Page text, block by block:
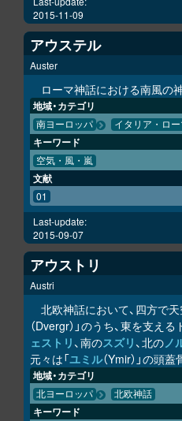
2015-11-09
アウステル
Auster
ローマ神話における南風の
地域・カテゴリ
南ヨーロッパ イタリア・ロ
キーワード
空気・風・嵐
文献
01
Last-update:
2015-09-07
アウストリ
Austri
北欧神話において、四方で
（Dvergr）」のうち、東を支え
ェストリ 、南のスズリ 、北のノ
元々は「ユミル（Ymir）」の頭蓋
地域・カテゴリ
北ヨーロッパ 北欧神話
キーワード